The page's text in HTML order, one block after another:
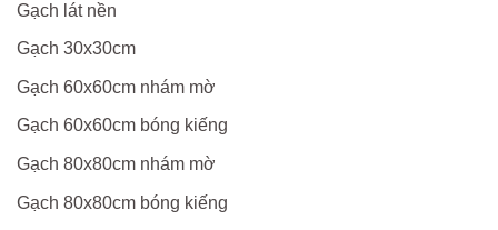
Gạch lát nền
Gạch 30x30cm
Gạch 60x60cm nhám mờ
Gạch 60x60cm bóng kiếng
Gạch 80x80cm nhám mờ
Gạch 80x80cm bóng kiếng